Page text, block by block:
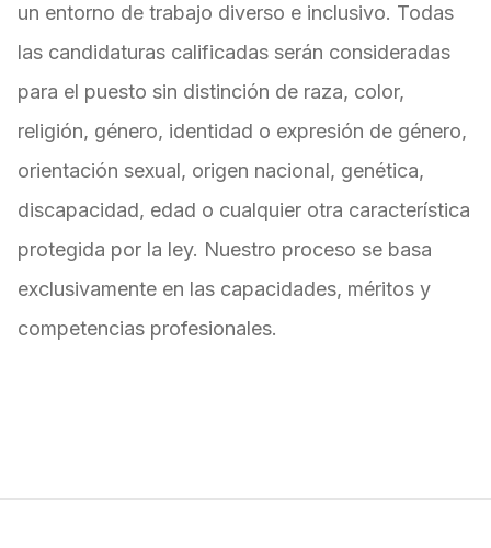
un entorno de trabajo diverso e inclusivo. Todas
las candidaturas calificadas serán consideradas
para el puesto sin distinción de raza, color,
religión, género, identidad o expresión de género,
orientación sexual, origen nacional, genética,
discapacidad, edad o cualquier otra característica
protegida por la ley. Nuestro proceso se basa
exclusivamente en las capacidades, méritos y
competencias profesionales.